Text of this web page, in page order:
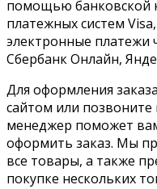
помощью банковской
платежных систем
электронные платежи
Сбербанк Онлайн,
Для оформления
сайтом или
менеджер поможет
оформить заказ. Мы
все товары, а также
покупке нескольких